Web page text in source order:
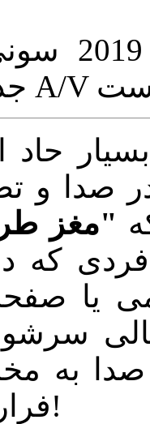
اگر توجه
حاد
در صدا
"مغز
که
یا
صدا به
فرار مغزها قرار بده!